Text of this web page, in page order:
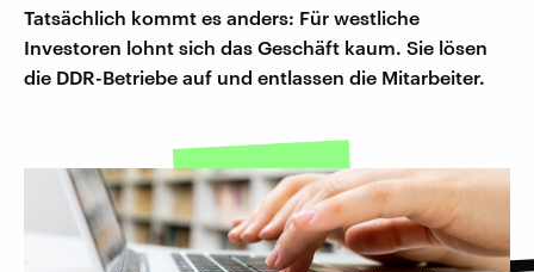
Tatsächlich kommt es anders: Für westliche
Investoren lohnt sich das Geschäft kaum. Sie lösen
die DDR-Betriebe auf und entlassen die Mitarbeiter.